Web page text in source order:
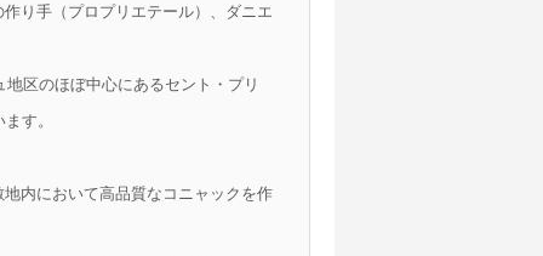
り手（プロプリエテール）、ダニエ
区のほぼ中心にあるセント・プリ
す。
内において高品質なコニャックを作